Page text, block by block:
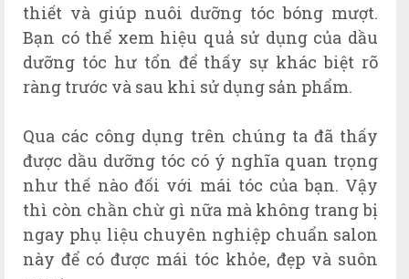
thiết và giúp nuôi dưỡng tóc bóng mượt.
Bạn có thể xem hiệu quả sử dụng của dầu
dưỡng tóc hư tổn để thấy sự khác biệt rõ
ràng trước và sau khi sử dụng sản phẩm.
Qua các công dụng trên chúng ta đã thấy
được dầu dưỡng tóc có ý nghĩa quan trọng
như thế nào đối với mái tóc của bạn. Vậy
thì còn chần chừ gì nữa mà không trang bị
ngay phụ liệu chuyên nghiệp chuẩn salon
này để có được mái tóc khỏe, đẹp và suôn